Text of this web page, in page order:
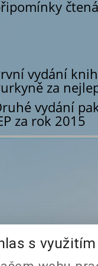
vydání
za
vydání
za rok 2015
s